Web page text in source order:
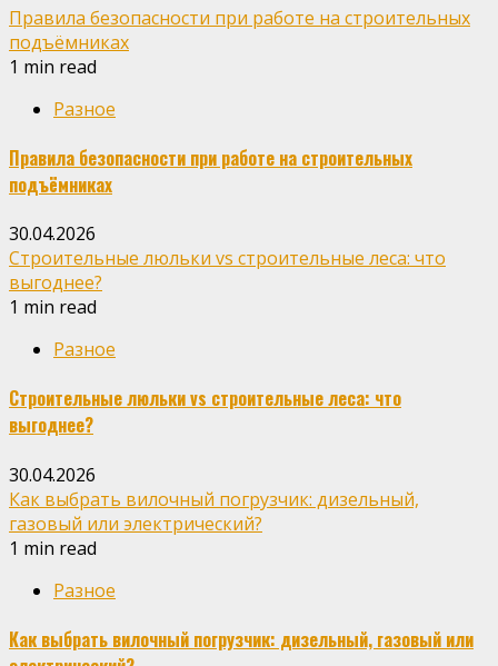
Правила безопасности при работе на строительных
подъёмниках
1 min read
Разное
Правила безопасности при работе на строительных
подъёмниках
30.04.2026
Строительные люльки vs строительные леса: что
выгоднее?
1 min read
Разное
Строительные люльки vs строительные леса: что
выгоднее?
30.04.2026
Как выбрать вилочный погрузчик: дизельный,
газовый или электрический?
1 min read
Разное
Как выбрать вилочный погрузчик: дизельный, газовый или